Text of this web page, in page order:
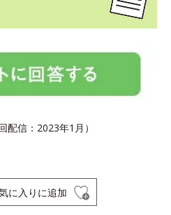
信：2023年1月）
に入りに追加